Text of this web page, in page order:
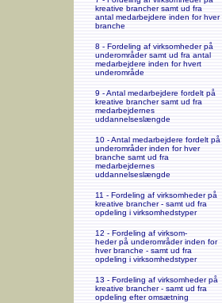
kreative brancher samt ud fra
antal medarbejdere inden for hver
branche
8 - Fordeling af virksomheder på
underområder samt ud fra antal
medarbejdere inden for hvert
underområde
9 - Antal medarbejdere fordelt på
kreative brancher samt ud fra
medarbejdernes
uddannelseslængde
10 - Antal medarbejdere fordelt på
underområder inden for hver
branche samt ud fra
medarbejdernes
uddannelseslængde
11 - Fordeling af virksomheder på
kreative brancher - samt ud fra
opdeling i virksomhedstyper
12 - Fordeling af virksom-
heder på underområder inden for
hver branche - samt ud fra
opdeling i virksomhedstyper
13 - Fordeling af virksomheder på
kreative brancher - samt ud fra
opdeling efter omsætning